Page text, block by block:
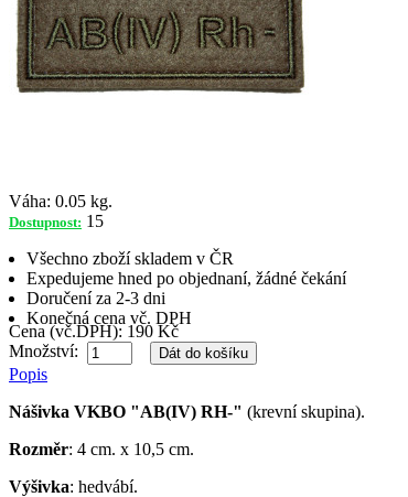
Váha: 0.05 kg.
Dostupnost: 15
Všechno zboží skladem v ČR
Expedujeme hned po objednaní, žádné čekání
Doručení za 2-3 dni
Konečná cena vč. DPH
Cena (vč.DPH): 190 Kč
Množství:
Popis
Nášivka VKBO "AB(IV) RH-" (krevní skupina).
Rozměr: 4 cm. x 10,5 cm.
Výšivka: hedvábí.